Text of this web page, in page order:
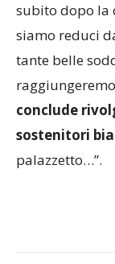
subito dopo la
siamo reduci
tante belle
conclude
sostenitori
palazzetto…”.